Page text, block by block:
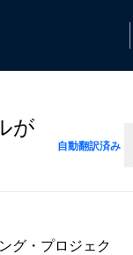
が
自動翻訳済み
グ・プロジェク